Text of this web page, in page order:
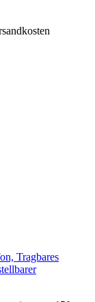
Tragbares